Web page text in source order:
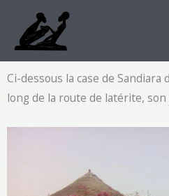
contenu
Ci-dessous la case de
long de la route de latérite, son